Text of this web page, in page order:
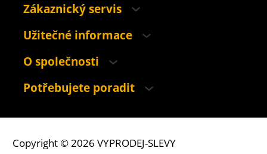
Zákaznický servis
Užitečné informace
O společnosti
Potřebujete poradit
Copyright © 2026 VYPRODEJ-SLEVY